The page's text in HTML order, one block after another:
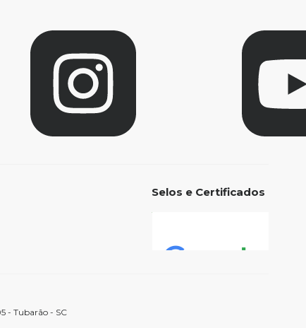
Selos e Certificados
- Tubarão - SC